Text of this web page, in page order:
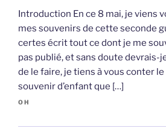
Introduction En ce 8 mai, je viens
mes souvenirs de cette seconde
certes écrit tout ce dont je me
pas publié, et sans doute devrais-
de le faire, je tiens à vous conter
souvenir d’enfant que […]
OH